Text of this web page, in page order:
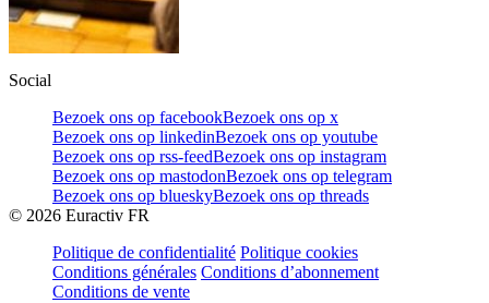
Social
Bezoek ons op facebookBezoek ons op x
Bezoek ons op linkedinBezoek ons op youtube
Bezoek ons op rss-feedBezoek ons op instagram
Bezoek ons op mastodonBezoek ons op telegram
Bezoek ons op blueskyBezoek ons op threads
© 2026 Euractiv FR
Politique de confidentialité Politique cookies
Conditions générales Conditions d’abonnement
Conditions de vente